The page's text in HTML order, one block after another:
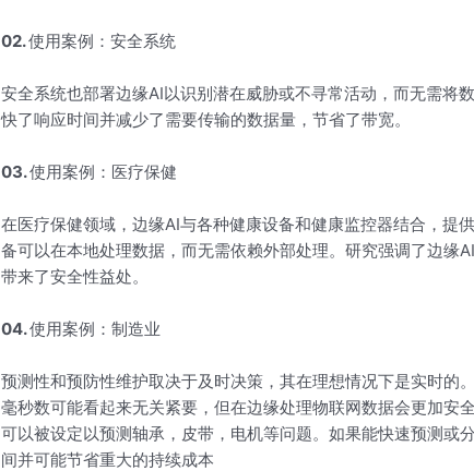
02.使用案例：安全系统
安全系统也部署边缘AI以识别潜在威胁或不寻常活动，而无需将
快了响应时间并减少了需要传输的数据量，节省了带宽。
03.使用案例：医疗保健
在医疗保健领域，边缘AI与各种健康设备和健康监控器结合，提
备可以在本地处理数据，而无需依赖外部处理。研究强调了边缘
带来了安全性益处。
04.使用案例：制造业
预测性和预防性维护取决于及时决策，其在理想情况下是实时的
毫秒数可能看起来无关紧要，但在边缘处理物联网数据会更加安
可以被设定以预测轴承，皮带，电机等问题。如果能快速预测或
间并可能节省重大的持续成本